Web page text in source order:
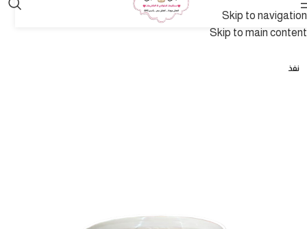
Skip to navigation
Skip to main content
نفذ